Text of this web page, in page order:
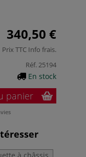
340,50 €
Prix TTC Info frais.
Réf.25194
En stock
panier